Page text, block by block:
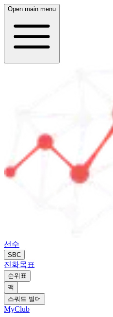
Open main menu
선수
SBC
진화목표
순위표
팩
스쿼드 빌더
MyClub